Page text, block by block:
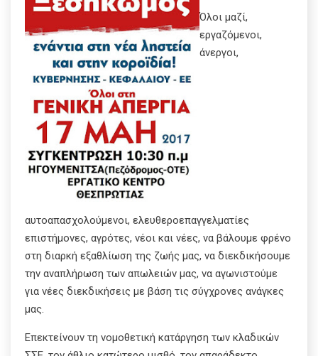
Όλοι μαζί,
εργαζόμενοι,
άνεργοι,
αυτοαπασχολούμενοι, ελευθεροεπαγγελματίες
επιστήμονες, αγρότες, νέοι και νέες, να βάλουμε φρένο
στη διαρκή εξαθλίωση της ζωής μας, να διεκδικήσουμε
την αναπλήρωση των απωλειών μας, να αγωνιστούμε
για νέες διεκδικήσεις με βάση τις σύγχρονες ανάγκες
μας.
Επεκτείνουν τη νομοθετική κατάργηση των κλαδικών